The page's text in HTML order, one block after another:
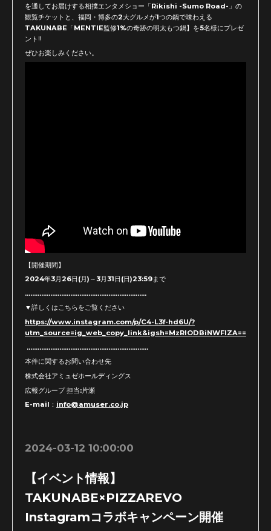
を通してお届けする相撲エンタメショー「Rikishi -Sumo Road-」の
観覧チケットと、福岡・博多の2大グルメが1つの鍋で味わえる
TAKUNABE「MENTIE監修1%の奇跡の明太もつ鍋】を5名様にプレゼ
ント‼
ぜひお楽しみください。
【開催期間】
2024年3月26日(月)～3月31日(日)23:59まで
...................................................................
▼詳しくはこちらをご覧ください
https://www.instagram.com/p/C4-L3f-hd6U/?
utm_source=ig_web_copy_link&igsh=MzRlODBiNWFlZA==
...................................................................
本件に関するお問い合わせ先
株式会社アミュゼホールディングス
広報グループ 担当:片瀬
E-mail： info@amuser.co.jp
2024-03-12 10:00:00
【イベント情報】
TAKUNABE×PIZZAREVO
Instagramコラボキャンペーン開催